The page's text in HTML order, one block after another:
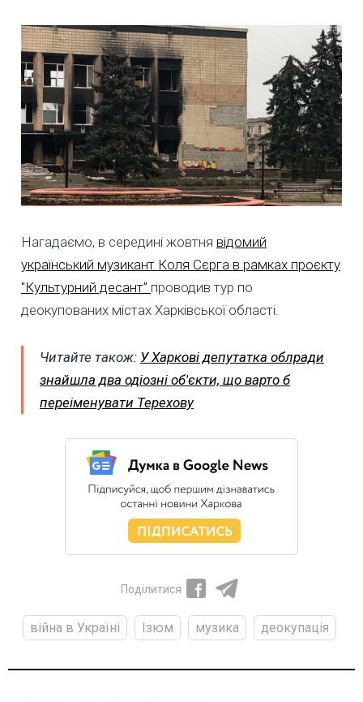
Нагадаємо, в середині жовтня відомий
український музикант Коля Сєрга в рамках проєкту
"Культурний десант” проводив тур по
деокупованих містах Харківської області.
Читайте також: У Харкові депутатка облради
знайшла два одіозні об'єкти, що варто б
переіменувати Терехову
Поділитися
війна в Україні Ізюм музика деокупація